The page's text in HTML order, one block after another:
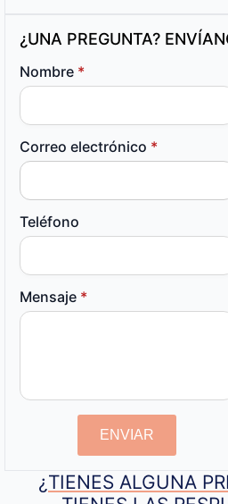
¿UNA PREGUNTA?
Nombre *
Correo electrónico *
Teléfono
Mensaje *
ENVIAR
¿TIENES ALGUNA